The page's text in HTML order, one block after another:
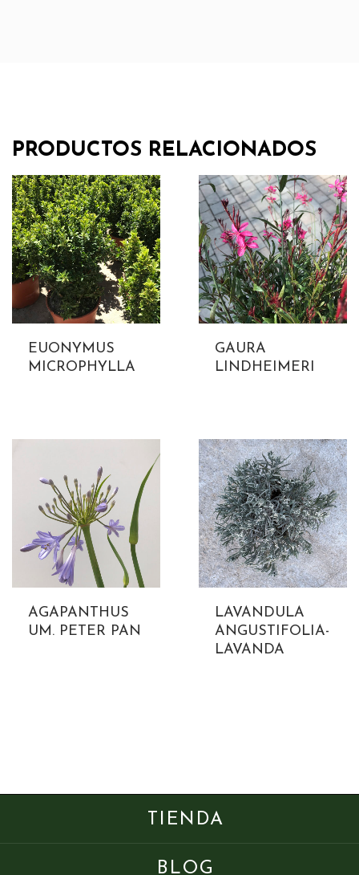
PRODUCTOS RELACIONADOS
EUONYMUS
MICROPHYLLA
GAURA
LINDHEIMERI
AGAPANTHUS
UM. PETER PAN
LAVANDULA
ANGUSTIFOLIA-
LAVANDA
TIENDA
BLOG